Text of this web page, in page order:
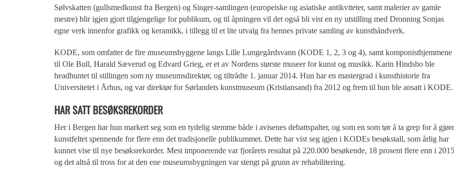
Sølvskatten (gullsmedkunst fra Bergen) og Singer-samlingen (europeiske og asiatiske antikviteter, samt malerier av gamle
mestre) blir igjen gjort tilgjengelige for publikum, og til åpningen vil det også bli vist en ny utstilling med Dronning Sonjas
egne verk innenfor grafikk og keramikk, i tillegg til et lite utvalg fra hennes private samling av kunsthåndverk.
KODE, som omfatter de fire museumsbyggene langs Lille Lungegårdsvann (KODE 1, 2, 3 og 4), samt komponisthjemmene
til Ole Bull, Harald Sæverud og Edvard Grieg, er et av Nordens største museer for kunst og musikk. Karin Hindsbo ble
headhuntet til stillingen som ny museumsdirektør, og tiltrådte 1. januar 2014. Hun har en mastergrad i kunsthistorie fra
Universitetet i Århus, og var direktør for Sørlandets kunstmuseum (Kristiansand) fra 2012 og frem til hun ble ansatt i KODE.
HAR SATT BESØKSREKORDER
Her i Bergen har hun markert seg som en tydelig stemme både i avisenes debattspalter, og som en som tør å ta grep for å
kunstfeltet spennende for flere enn det tradisjonelle publikummet. Dette har vist seg igjen i KODEs besøkstall, som årlig har
kunnet vise til nye besøksrekorder. Mest imponerende var fjorårets resultat på 220.000 besøkende, 18 prosent flere enn i
og det altså til tross for at den ene museumsbygningen var stengt på grunn av rehabilitering.